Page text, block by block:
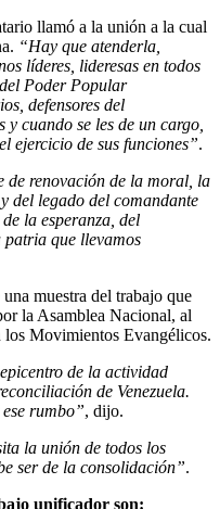
llamó a la unión a la cual
“Hay que atenderla,
líderes, lideresas en todos
Poder Popular
defensores del
cuando se les de un cargo,
ejercicio de sus funciones”.
de renovación de la moral, la
del legado del comandante
la esperanza, del
patria que llevamos
muestra del trabajo que
la Asamblea Nacional, al
los Movimientos Evangélicos.
de la actividad
de Venezuela.
rumbo”, dijo.
la unión de todos los
ser de la consolidación”.
unificador son: